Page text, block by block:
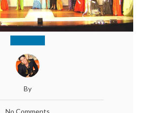
By
No Comments